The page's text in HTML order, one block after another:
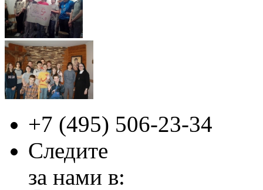
+7 (495) 506-23-34
Следите
за нами в: